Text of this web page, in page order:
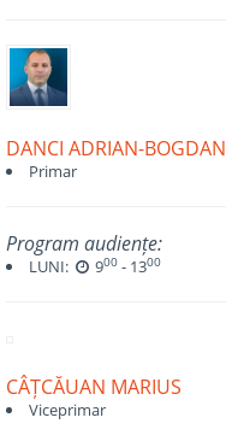
DANCI ADRIAN-BOGDAN
Primar
Program audiențe:
LUNI: 900 - 1300
CÂȚCĂUAN MARIUS
Viceprimar